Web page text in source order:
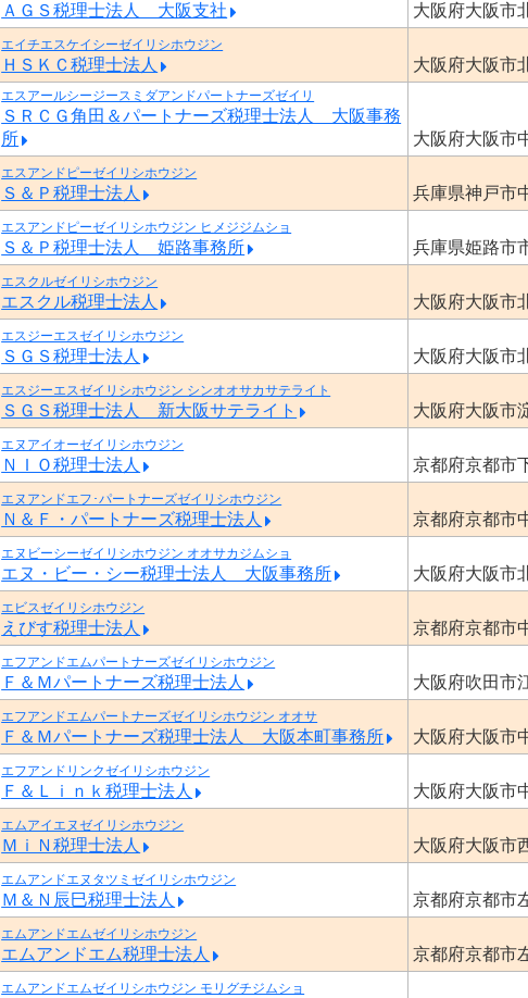
ＡＧＳ税理士法人 大阪支社 大阪府大阪市
エイチエスケイシーゼイリシホウジン
ＨＳＫＣ税理士法人 大阪府大阪市
エスアールシージースミダアンドパートナーズゼイリ
ＳＲＣＧ角田＆パートナーズ税理士法人 大阪事務
所
大阪府大阪市
エスアンドピーゼイリシホウジン
Ｓ＆Ｐ税理士法人 兵庫県神戸市
エスアンドピーゼイリシホウジン ヒメジジムショ
Ｓ＆Ｐ税理士法人 姫路事務所 兵庫県姫路市
エスクルゼイリシホウジン
エスクル税理士法人 大阪府大阪市
エスジーエスゼイリシホウジン
ＳＧＳ税理士法人 大阪府大阪市
エスジーエスゼイリシホウジン シンオオサカサテライト
ＳＧＳ税理士法人 新大阪サテライト 大阪府大阪市
エヌアイオーゼイリシホウジン
ＮＩＯ税理士法人 京都府京都市
エヌアンドエフ･パートナーズゼイリシホウジン
Ｎ＆Ｆ・パートナーズ税理士法人 京都府京都市
エヌビーシーゼイリシホウジン オオサカジムショ
エヌ・ビー・シー税理士法人 大阪事務所 大阪府大阪市
エビスゼイリシホウジン
えびす税理士法人 京都府京都市
エフアンドエムパートナーズゼイリシホウジン
Ｆ＆Ｍパートナーズ税理士法人 大阪府吹田市
エフアンドエムパートナーズゼイリシホウジン オオサ
Ｆ＆Ｍパートナーズ税理士法人 大阪本町事務所 大阪府大阪市
エフアンドリンクゼイリシホウジン
Ｆ＆Ｌｉｎｋ税理士法人 大阪府大阪市
エムアイエヌゼイリシホウジン
ＭｉＮ税理士法人 大阪府大阪市
エムアンドエヌタツミゼイリシホウジン
Ｍ＆Ｎ辰巳税理士法人 京都府京都市
エムアンドエムゼイリシホウジン
エムアンドエム税理士法人 京都府京都市
エムアンドエムゼイリシホウジン モリグチジムショ